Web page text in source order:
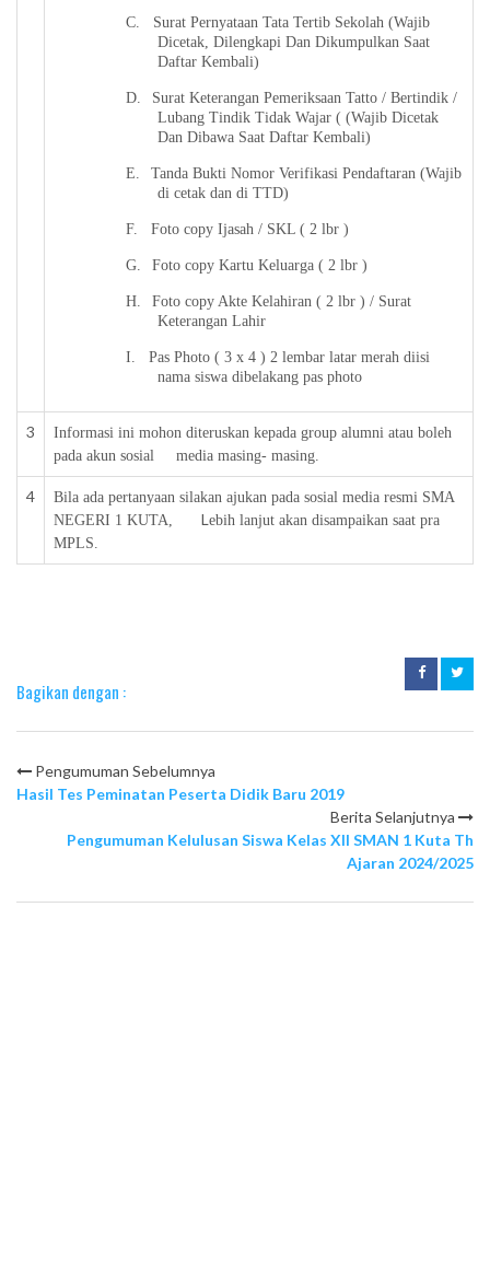
C.
Surat Pernyataan Tata Tertib Sekolah (Wajib
Dicetak, Dilengkapi Dan Dikumpulkan Saat
Daftar Kembali)
D.
Surat Keterangan Pemeriksaan Tatto / Bertindik /
Lubang Tindik Tidak Wajar ( (Wajib Dicetak
Dan Dibawa Saat Daftar Kembali)
E.
Tanda Bukti Nomor Verifikasi Pendaftaran (Wajib
di cetak dan di TTD)
F. Foto copy Ijasah / SKL ( 2 lbr )
G. Foto copy Kartu Keluarga ( 2 lbr )
H.
Foto copy Akte Kelahiran ( 2 lbr ) / Surat
Keterangan Lahir
I.
Pas Photo ( 3 x 4 ) 2 lembar latar merah diisi
nama siswa dibelakang pas photo
3
Informasi ini mohon diteruskan kepada group alumni atau boleh
pada akun sosial
media masing- masing.
4
Bila ada pertanyaan silakan ajukan pada sosial media resmi SMA
NEGERI 1 KUTA,
L ebih lanjut akan disampaikan saat pra
MPLS.
Bagikan dengan :
Pengumuman Sebelumnya
Hasil Tes Peminatan Peserta Didik Baru 2019
Berita Selanjutnya
Pengumuman Kelulusan Siswa Kelas XII SMAN 1 Kuta Th
Ajaran 2024/2025